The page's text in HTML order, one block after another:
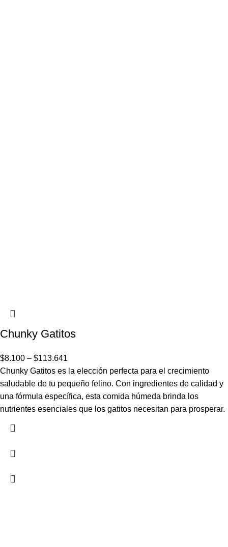
Chunky Gatitos
$8.100 – $113.641
Chunky Gatitos es la elección perfecta para el crecimiento
saludable de tu pequeño felino. Con ingredientes de calidad y
una fórmula específica, esta comida húmeda brinda los
nutrientes esenciales que los gatitos necesitan para prosperar.